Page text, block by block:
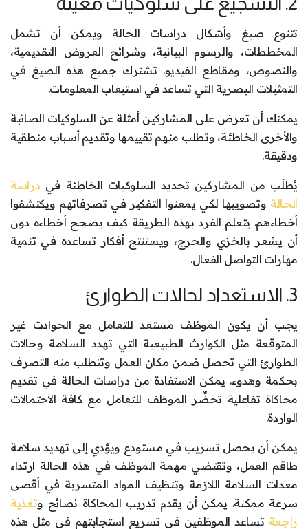
تتنوع صيغ وأشكال دراسات الحالة ويمكن أن تشمل
المخططات، والرسوم البيانية، وشرائح العروض التقديمية،
والنصوص، ومقاطع الفيديو. تشترك جميع هذه الصيغ في
التمثيلات البصرية التي تساعد في استيعاب المعلومات.
يمكنك أن تعرض على المشاركين أمثلة عن السلوكيات الصائبة
والأخرى الخاطئة، وتطلب منهم تقييمها وتقديم أسباب منطقية
ودقيقة.
يُطلَب من المشاركين تحديد السلوكيات الخاطئة في دراسة
الحالة وتصويبها لكي يمعنوا التفكير في تصرفاتهم ويكتشفوا
أخطاءهم. يتعلم الفرد بهذه الطريقة كيف يصحح أخطاءه دون
أن يشعر بالخزي والحرج، ويستنتج أفكار تساعده في تنمية
مهارات التواصل الفعال.
3. الاستعداد لحالات الطوارئ
يجب أن يكون الموظف مستعد للتعامل مع الحوادث غير
المتوقعة مثل الكوارث الطبيعية التي تهدد السلامة وحالات
الطوارئ التي تحصل ضمن مكان العمل وتتطلب منه التصرف
بحكمة وهدوء. يمكن الاستفادة من دراسات الحالة في تقديم
محاكاة تفاعلية تحضِّر الموظف للتعامل مع كافة الاحتمالات
الواردة.
يمكن أن يحصل تسريب في مستودع ويؤدي إلى تهديد سلامة
طاقم العمل، وتقتضي مهمة الموظف في هذه الحالة ارتداء
معدات السلامة اللازمة وتنظيف المواد المتسربة في أقصى
سرعة ممكنة. يمكن أن يقدم تدريب المحاكاة نصائح وتغذية
راجعة تساعد الموظفين في تسريع استجابتهم في مثل هذه